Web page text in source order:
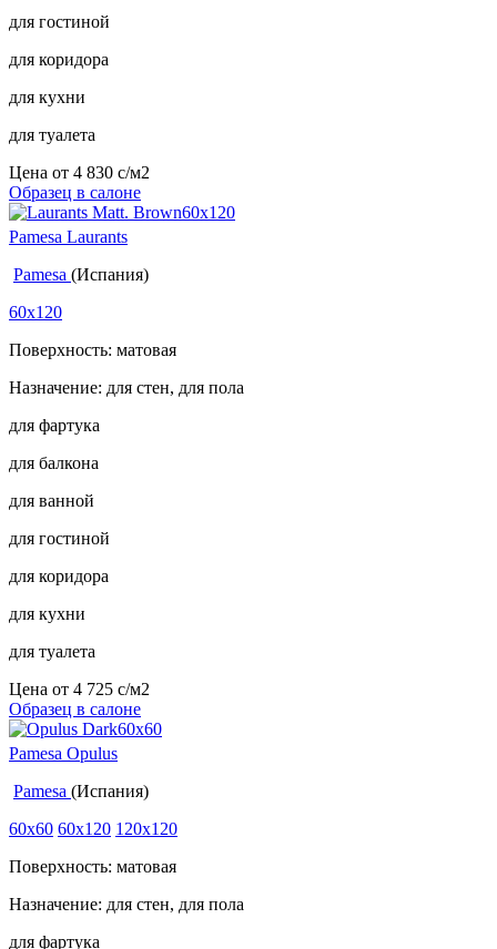
для гостиной
для коридора
для кухни
для туалета
Цена от 4 830 c/м2
Образец в салоне
Pamesa Laurants
Pamesa (Испания)
60x120
Поверхность: матовая
Назначение: для стен, для пола
для фартука
для балкона
для ванной
для гостиной
для коридора
для кухни
для туалета
Цена от 4 725 c/м2
Образец в салоне
Pamesa Opulus
Pamesa (Испания)
60x60 60x120 120x120
Поверхность: матовая
Назначение: для стен, для пола
для фартука